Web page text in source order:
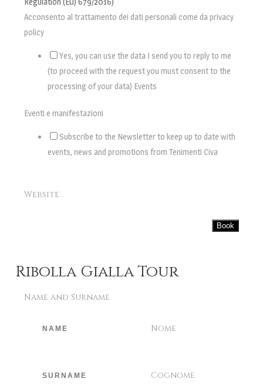
Acconsento al trattamento dei dati personali come da privacy
policy
Yes, you can use the data I send you to reply to me
(to proceed with the request you must consent to the
processing of your data) Events
Eventi e manifestazioni
Subscribe to the Newsletter to keep up to date with
events, news and promotions from Tenimenti Civa
Website
Book
Ribolla Gialla Tour
Name and Surname
Nome
Cognome